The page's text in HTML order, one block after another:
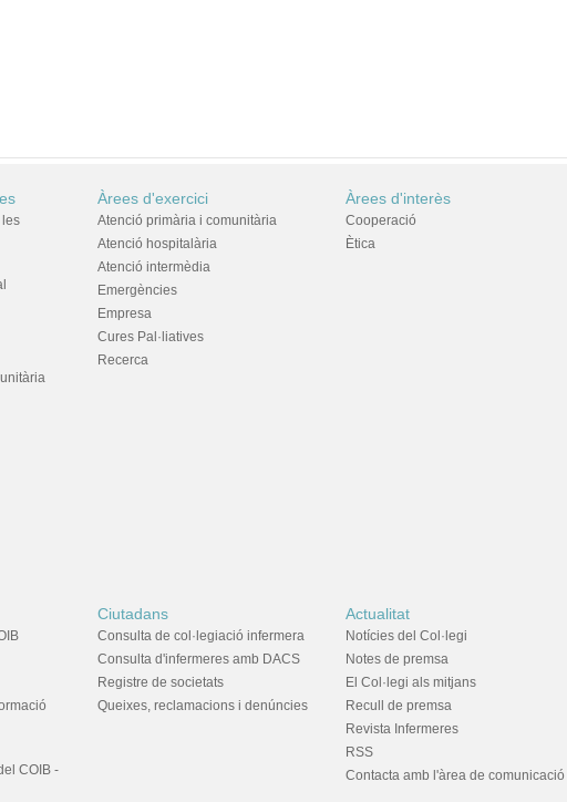
les
Àrees d'exercici
Atenció primària i comunitària
Atenció hospitalària
Atenció intermèdia
Emergències
Empresa
Cures Pal·liatives
Recerca
Àrees d'interès
Cooperació
Ètica
COIB -
Ciutadans
Consulta de col·legiació infermera
Consulta d'infermeres amb DACS
Registre de societats
Queixes, reclamacions i denúncies
Actualitat
Notícies del Col·legi
Notes de premsa
El Col·legi als mitjans
Recull de premsa
Revista Infermeres
RSS
Contacta amb l'àrea de comunicació